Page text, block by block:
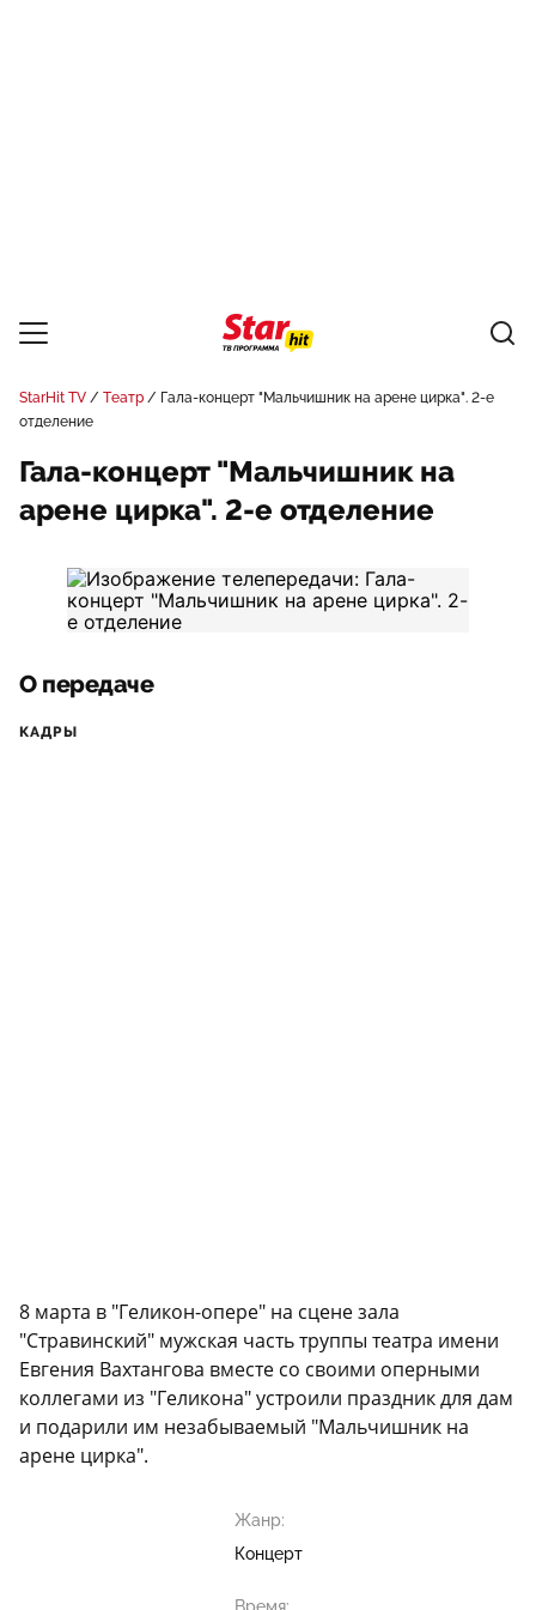
StarHit TV Театр
Гала-концерт "Мальчишник на арене цирка". 2-е
отделение
Гала-концерт "Мальчишник на
арене цирка". 2-е отделение
О передаче
КАДРЫ
8 марта в "Геликон-опере" на сцене зала
"Стравинский" мужская часть труппы театра имени
Евгения Вахтангова вместе со своими оперными
коллегами из "Геликона" устроили праздник для дам
и подарили им незабываемый "Мальчишник на
арене цирка".
Жанр:
Концерт